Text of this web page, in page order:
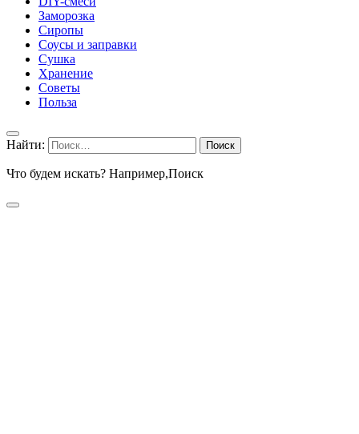
Заморозка
Сиропы
Соусы и заправки
Сушка
Хранение
Советы
Польза
Найти:
Что будем искать? Например,Поиск